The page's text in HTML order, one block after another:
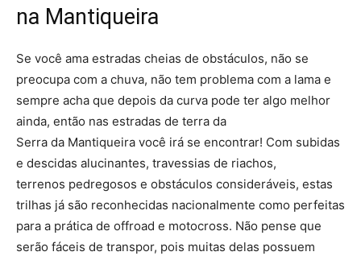
na Mantiqueira
Se você ama estradas cheias de obstáculos, não se
preocupa com a chuva, não tem problema com a lama e
sempre acha que depois da curva pode ter algo melhor
ainda, então nas estradas de terra da
Serra da Mantiqueira você irá se encontrar! Com subidas
e descidas alucinantes, travessias de riachos,
terrenos pedregosos e obstáculos consideráveis, estas
trilhas já são reconhecidas nacionalmente como perfeitas
para a prática de offroad e motocross. Não pense que
serão fáceis de transpor, pois muitas delas possuem